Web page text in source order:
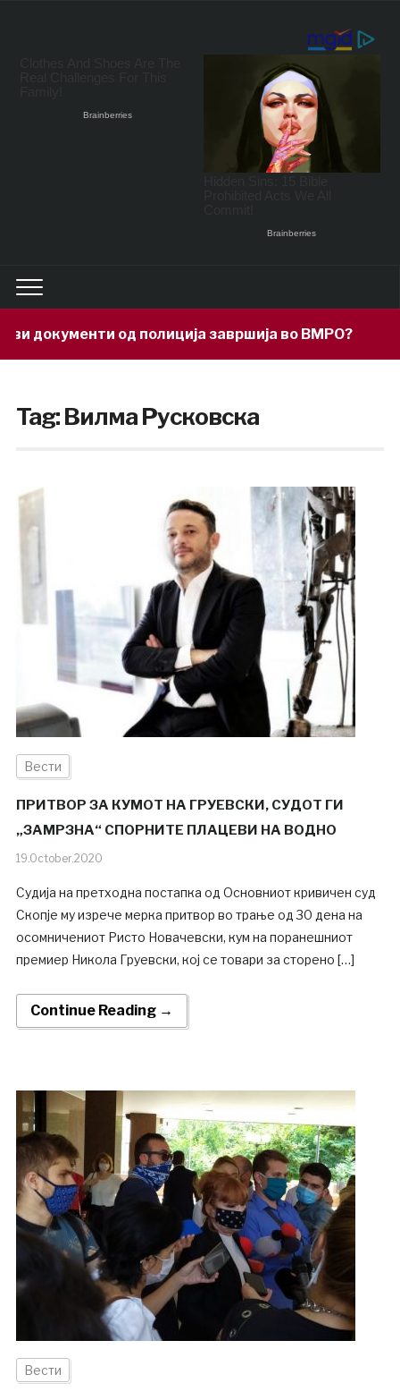
од полиција завршија во ВМРО?
Tag:Вилма Русковска
Вести
ПРИТВОР ЗА КУМОТ НА ГРУЕВСКИ, СУДОТ ГИ
„ЗАМРЗНА“ СПОРНИТЕ ПЛАЦЕВИ НА ВОДНО
19.October.2020
Судија на претходна постапка од Основниот кривичен суд
Скопје му изрече мерка притвор во трање од 30 дена на
осомничениот Ристо Новачевски, кум на поранешниот
премиер Никола Груевски, кој се товари за сторено […]
Continue Reading →
Вести